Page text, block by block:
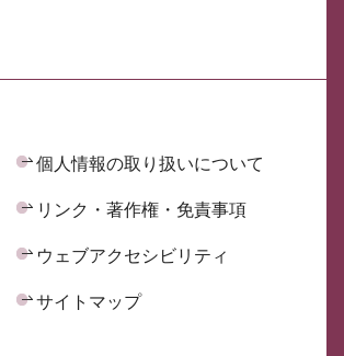
個人情報の取り扱いについて
リンク・著作権・免責事項
ウェブアクセシビリティ
サイトマップ